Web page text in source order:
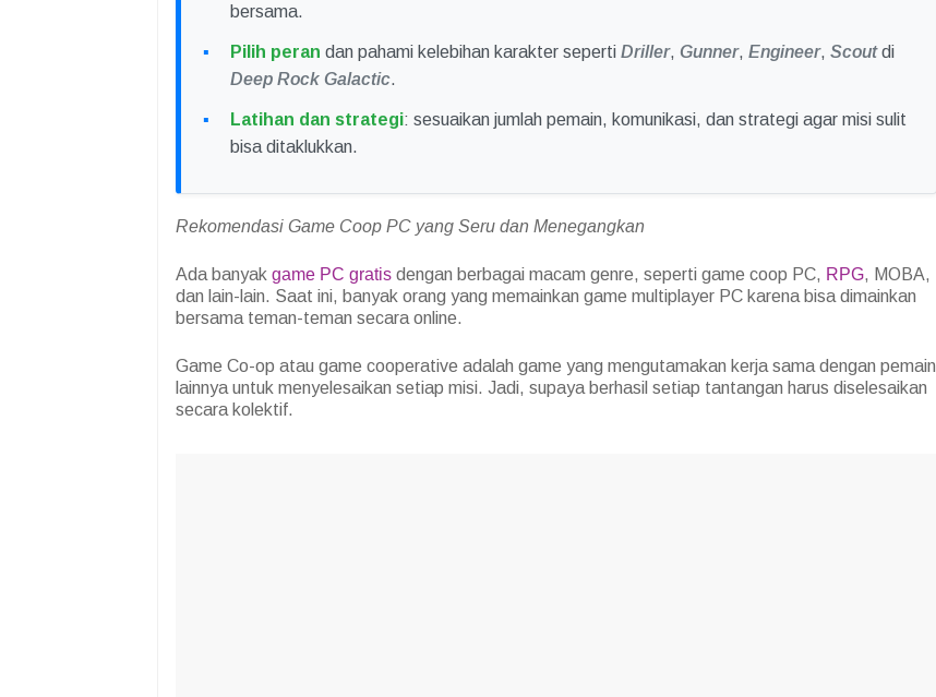
bersama.
Pilih peran dan pahami kelebihan karakter seperti Driller, Gunner, Engineer, Scoutdi
Deep Rock Galactic.
Latihan dan strategi: sesuaikan jumlah pemain, komunikasi, dan strategi agar misi sulit
bisa ditaklukkan.
Rekomendasi Game Coop PC yang Seru dan Menegangkan
Ada banyak game PC gratis dengan berbagai macam genre, seperti game coop PC, RPG, MOBA,
dan lain-lain. Saat ini, banyak orang yang memainkan game multiplayer PC karena bisa dimainkan
bersama teman-teman secara online.
Game Co-op atau game cooperative adalah game yang mengutamakan kerja sama dengan pemain
lainnya untuk menyelesaikan setiap misi. Jadi, supaya berhasil setiap tantangan harus diselesaikan
secara kolektif.